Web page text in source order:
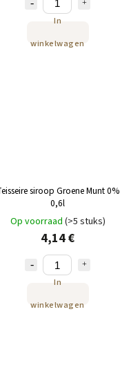
In
winkelwagen
siroop Groene Munt 0%
0,6l
Op voorraad (>5 stuks)
4,14 €
In
winkelwagen